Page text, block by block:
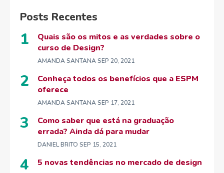
Posts Recentes
Quais são os mitos e as verdades sobre o
curso de Design?
AMANDA SANTANASEP 20, 2021
Conheça todos os benefícios que a ESPM
oferece
AMANDA SANTANASEP 17, 2021
Como saber que está na graduação
errada? Ainda dá para mudar
DANIEL BRITO SEP 15, 2021
5 novas tendências no mercado de design